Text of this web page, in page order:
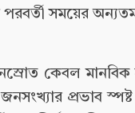
পরবর্তী সময়ের
কেবল মানবিক
প্রভাব